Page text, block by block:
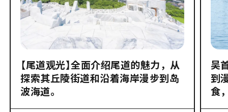
【尾道观光】全面介绍尾道的魅力，从
探索其丘陵街道和沿着海岸漫步到岛
波海道。
吴
到
食